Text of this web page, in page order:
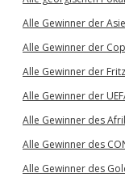
Alle Gewinner der
Alle Gewinner der
Alle Gewinner der
Alle Gewinner der
Alle Gewinner des
Alle Gewinner des
Alle Gewinner des